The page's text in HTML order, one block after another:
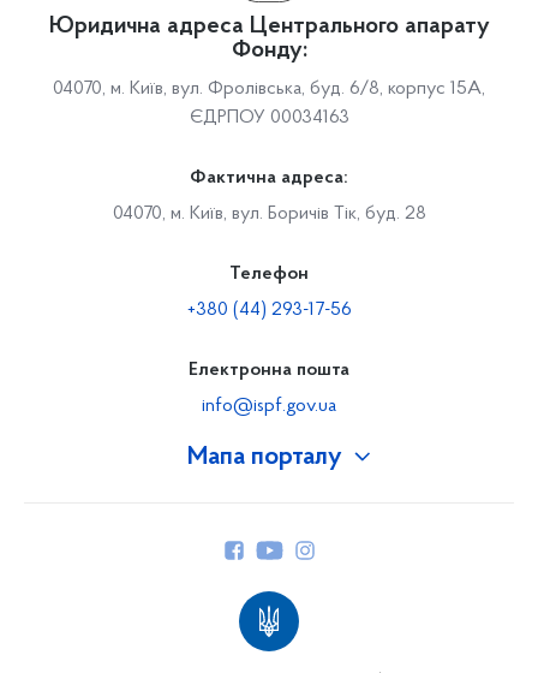
Мапа порталу
Юридична адреса Центрального апарату
Фонду:
04070, м. Київ, вул. Фролівська, буд. 6/8, корпус 15А,
ЄДРПОУ 00034163
Фактична адреса:
04070, м. Київ, вул. Боричів Тік, буд. 28
Телефон
+380 (44) 293-17-56
Електронна пошта
info@ispf.gov.ua